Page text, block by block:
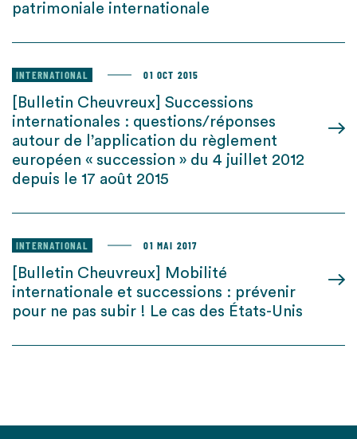
patrimoniale internationale
INTERNATIONAL 01 OCT 2015
[Bulletin Cheuvreux] Successions
internationales : questions/réponses
autour de l’application du règlement
européen « succession » du 4 juillet 2012
depuis le 17 août 2015
INTERNATIONAL 01 MAI 2017
[Bulletin Cheuvreux] Mobilité
internationale et successions : prévenir
pour ne pas subir ! Le cas des États-Unis